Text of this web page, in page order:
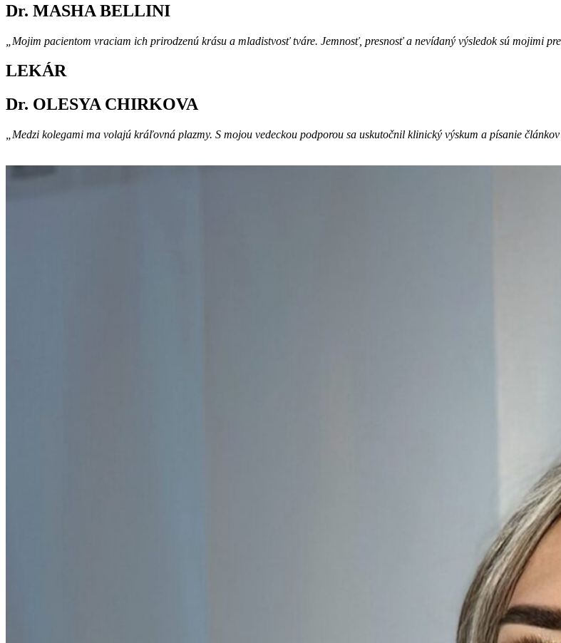
Dr. MASHA BELLINI
„Mojim pacientom vraciam ich prirodzenú krásu a mladistvosť tváre. Jemnosť, presnosť a nevídaný výsledok sú mojimi
LEKÁR
Dr. OLESYA CHIRKOVA
„Medzi kolegami ma volajú kráľovná plazmy. S mojou vedeckou podporou sa uskutočnil klinický výskum a písanie